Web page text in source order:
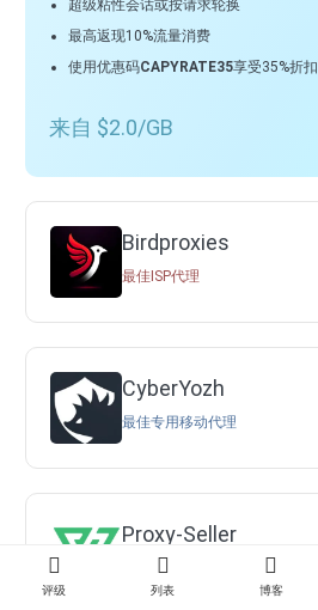
超级粘性会话或按请求轮换
最高返现10%流量消费
使用优惠码CAPYRATE35享受35%折扣
来自 $2.0/GB
Birdproxies
最佳ISP代理
CyberYozh
最佳专用移动代理
Proxy-Seller
最佳数据中心代理
评级 列表 博客